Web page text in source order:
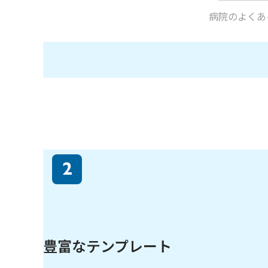
病院のよく
2
豊富なテンプレート